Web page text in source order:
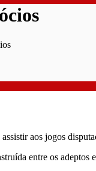
aos jogos
entre os adeptos